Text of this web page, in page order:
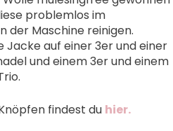
problemlos im
der Maschine reinigen.
Jacke auf einer 3er und einer
und einem 3er und einem
findest du hier.